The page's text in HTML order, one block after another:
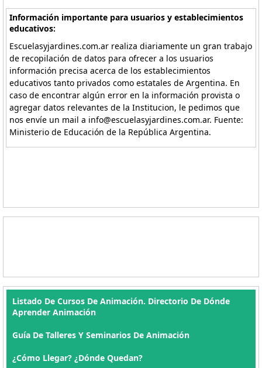
Información importante para usuarios y establecimientos
educativos:
Escuelasyjardines.com.ar realiza diariamente un gran trabajo
de recopilación de datos para ofrecer a los usuarios
información precisa acerca de los establecimientos
educativos tanto privados como estatales de Argentina. En
caso de encontrar algún error en la información provista o
agregar datos relevantes de la Institucion, le pedimos que
nos envíe un mail a info@escuelasyjardines.com.ar. Fuente:
Ministerio de Educación de la República Argentina.
Listado De Cursos De Animación. Directorio De Dónde
Aprender Animación
Guía De Talleres Y Seminarios De Animación
¿Cómo Llegar? ¿Dónde Quedan?